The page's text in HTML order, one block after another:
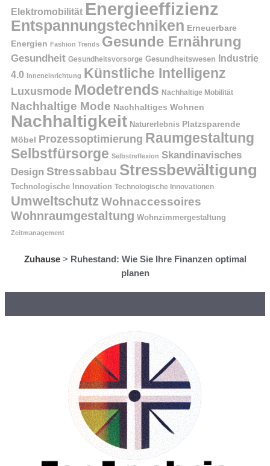
Elektromobilität Energieeffizienz
Entspannungstechniken Erneuerbare
Energien Fashion Trends Gesunde Ernährung
Gesundheit Gesundheitsvorsorge Gesundheitswesen Industrie
4.0 Inneneinrichtung Künstliche Intelligenz
Luxusmode Modetrends Nachhaltige Mobilität
Nachhaltige Mode Nachhaltiges Wohnen
Nachhaltigkeit Naturerlebnis Platzsparende
Möbel
Prozessoptimierung Raumgestaltung
Selbstfürsorge Selbstreflexion Skandinavisches
Design Stressabbau Stressbewältigung
Technologische Innovation Technologische Innovationen
Umweltschutz Wohnaccessoires
Wohnraumgestaltung Wohnzimmergestaltung
Zeitmanagement
Zuhause> Ruhestand: Wie Sie Ihre Finanzen optimal
planen